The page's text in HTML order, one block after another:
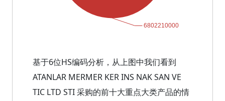
基于6位HS编码分析，从上图中我们看到
ATANLAR MERMER KER INS NAK SAN VE
TIC LTD STI 采购的前十大重点大类产品的情